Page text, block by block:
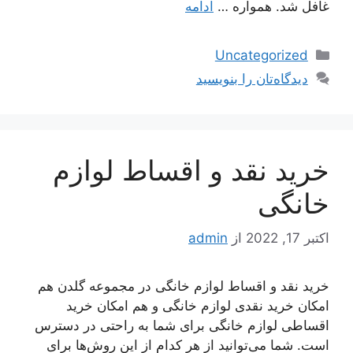
غافل شد. همواره … ادامه
دسته‌ها
Uncategorized
دیدگاه‌تان را بنویسید
خرید نقد و اقساط لوازم
خانگی
اکتبر 17, 2022 از admin
خرید نقد و اقساط لوازم خانگی در مجموعه گلدن هم
امکان خرید نقدی لوازم خانگی و هم امکان خرید
اقساطی لوازم خانگی برای شما به راحتی در دسترس
است. شما می‌توانید از هر کدام از این روش‌ها برای